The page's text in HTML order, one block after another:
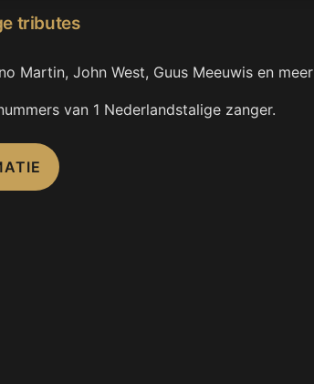
tributes
Martin, John West, Guus Meeuwis en meer
van 1 Nederlandstalige zanger.